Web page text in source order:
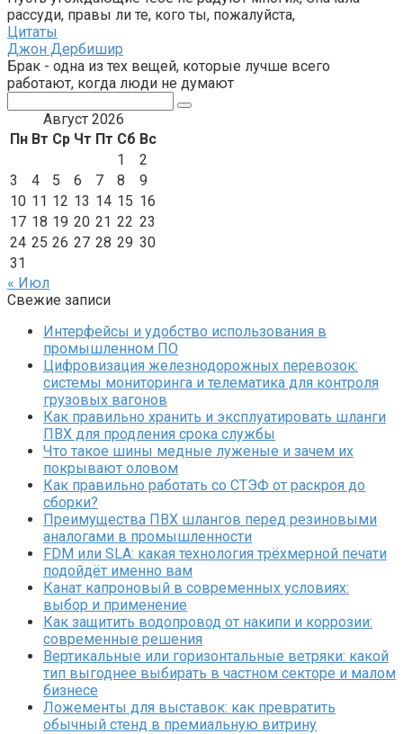
рассуди, правы ли те, кого ты, пожалуйста,
Цитаты
Джон Дербишир
Брак - одна из тех вещей, которые лучше всего
работают, когда люди не думают
Август 2026
Пн Вт Ср Чт Пт Сб Вс
1
2
3
4 5 6 7 8
9
10 11 12 13 14 15 16
17 18 19 20 21 22 23
24 25 26 27 28 29 30
31
« Июл
Свежие записи
Интерфейсы и удобство использования в
промышленном ПО
Цифровизация железнодорожных перевозок:
системы мониторинга и телематика для контроля
грузовых вагонов
Как правильно хранить и эксплуатировать шланги
ПВХ для продления срока службы
Что такое шины медные луженые и зачем их
покрывают оловом
Как правильно работать со СТЭФ от раскроя до
сборки?
Преимущества ПВХ шлангов перед резиновыми
аналогами в промышленности
FDM или SLA: какая технология трёхмерной печати
подойдёт именно вам
Канат капроновый в современных условиях:
выбор и применение
Как защитить водопровод от накипи и коррозии:
современные решения
Вертикальные или горизонтальные ветряки: какой
тип выгоднее выбирать в частном секторе и малом
бизнесе
Ложементы для выставок: как превратить
обычный стенд в премиальную витрину